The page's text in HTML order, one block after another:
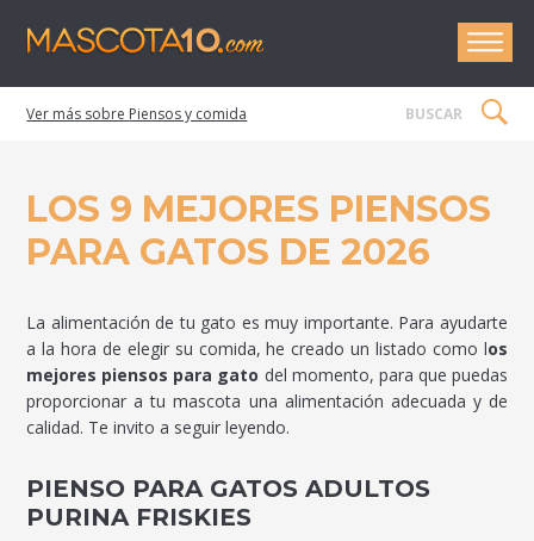
Piensos y comida
LOS 9 MEJORES PIENSOS
PARA GATOS DE 2026
La alimentación de tu gato es muy importante. Para ayudarte
a la hora de elegir su comida, he creado un listado como los
mejores piensos para gato del momento, para que puedas
proporcionar a tu mascota una alimentación adecuada y de
calidad. Te invito a seguir leyendo.
PIENSO PARA GATOS ADULTOS
PURINA FRISKIES